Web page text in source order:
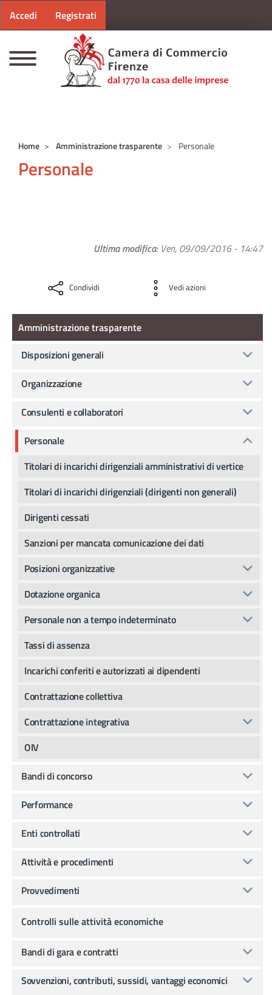
Menu profilo utente
Accedi Registrati
Home Amministrazione trasparente Personale
Personale
Ultima modifica Ven, 09/09/2016 - 14:47
Condividi Vedi azioni
Amministrazione Trasparente
Amministrazione trasparente
Disposizioni generali
Organizzazione
Consulenti e collaboratori
Personale
Titolari di incarichi dirigenziali amministrativi di vertice
Titolari di incarichi dirigenziali (dirigenti non generali)
Dirigenti cessati
Sanzioni per mancata comunicazione dei dati
Posizioni organizzative
Dotazione organica
Personale non a tempo indeterminato
Tassi di assenza
Incarichi conferiti e autorizzati ai dipendenti
Contrattazione collettiva
Contrattazione integrativa
OIV
Bandi di concorso
Performance
Enti controllati
Attività e procedimenti
Provvedimenti
Controlli sulle attività economiche
Bandi di gara e contratti
Sovvenzioni, contributi, sussidi, vantaggi economici